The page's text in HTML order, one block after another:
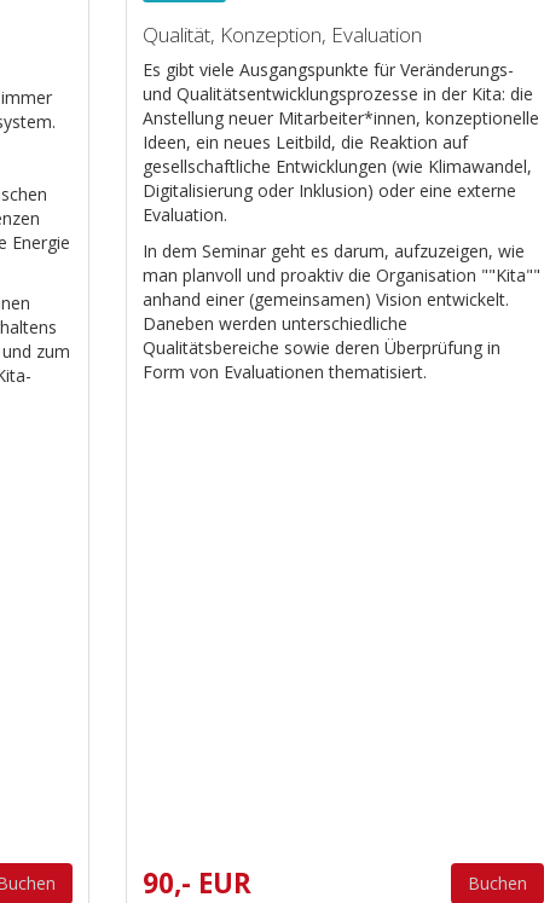
Energie
zum
Qualität, Konzeption, Evaluation
Es gibt viele Ausgangspunkte für Veränderungs-
und Qualitätsentwicklungsprozesse in der Kita: die
Anstellung neuer Mitarbeiter*innen, konzeptionelle
Ideen, ein neues Leitbild, die Reaktion auf
gesellschaftliche Entwicklungen (wie Klimawandel,
Digitalisierung oder Inklusion) oder eine externe
Evaluation.
In dem Seminar geht es darum, aufzuzeigen, wie
man planvoll und proaktiv die Organisation ""Kita""
anhand einer (gemeinsamen) Vision entwickelt.
Daneben werden unterschiedliche
Qualitätsbereiche sowie deren Überprüfung in
Form von Evaluationen thematisiert.
90,- EUR Buchen